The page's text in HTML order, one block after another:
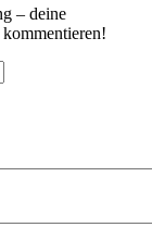
– deine